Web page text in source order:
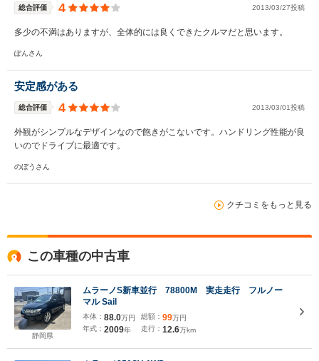
総合評価 4 2013/03/27投稿
多少の不満はありますが、全体的には良くできたクルマだと思います。
ぽんさん
安定感がある
総合評価 4 2013/03/01投稿
外観がシンプルなデザインなので飽きがこないです。ハンドリング性能が良
いのでドライブに最適です。
のぼうさん
クチコミをもっと見る
この車種の中古車
静岡県
ムラーノS新車並行 78800M 実走走行 フルノー
マル Sail
本体： 88.0万円
年式： 2009年
総額： 99万円
走行： 12.6万km